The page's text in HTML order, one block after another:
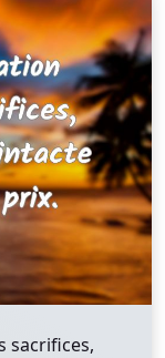
sacrifices,